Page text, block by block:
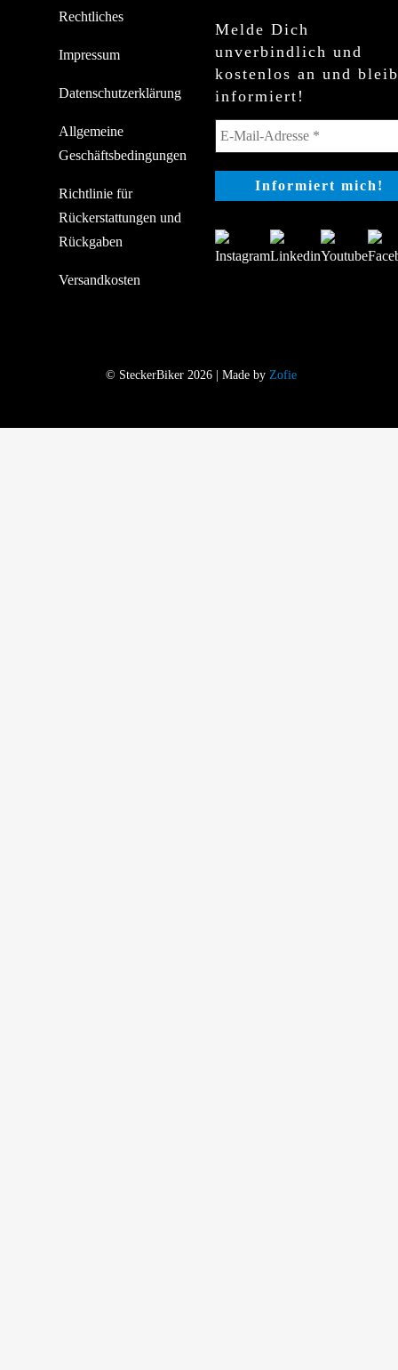
Rechtliches
Impressum
Datenschutzerklärung
Allgemeine
Geschäftsbedingungen
Richtlinie für
Rückerstattungen und
Rückgaben
Versandkosten
Melde Dich
unverbindlich und
kostenlos an und
informiert!
© SteckerBiker 2026 | Made by Zofie